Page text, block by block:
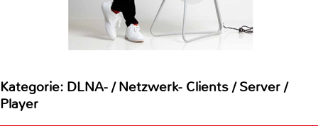
Kategorie: DLNA- / Netzwerk- Clients / Server /
Player